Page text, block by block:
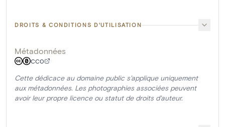
DROITS & CONDITIONS D'UTILISATION
Métadonnées
CC0
Cette dédicace au domaine public s'applique uniquement
aux métadonnées. Les photographies associées peuvent
avoir leur propre licence ou statut de droits d'auteur.